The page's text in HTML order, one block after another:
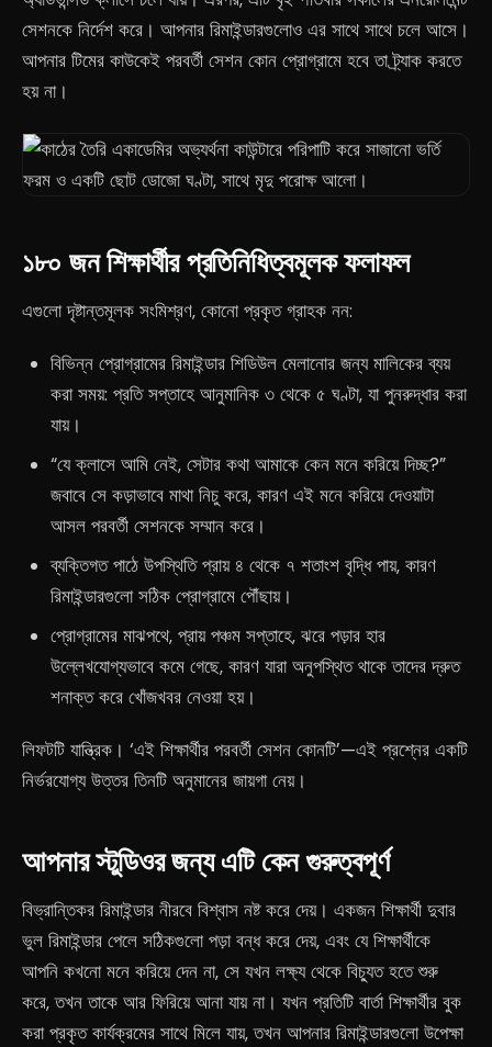
সেশনকে নির্দেশ করে। আপনার রিমাইন্ডারগুলোও এর সাথে সাথে চলে আসে।
আপনার টিমের কাউকেই পরবর্তী সেশন কোন প্রোগ্রামে হবে তা ট্র্যাক করতে
হয় না।
১৮০ জন শিক্ষার্থীর প্রতিনিধিত্বমূলক ফলাফল
এগুলো দৃষ্টান্তমূলক সংমিশ্রণ, কোনো প্রকৃত গ্রাহক নন:
বিভিন্ন প্রোগ্রামের রিমাইন্ডার শিডিউল মেলানোর জন্য মালিকের ব্যয়
করা সময়: প্রতি সপ্তাহে আনুমানিক ৩ থেকে ৫ ঘণ্টা, যা পুনরুদ্ধার করা
যায়।
“যে ক্লাসে আমি নেই, সেটার কথা আমাকে কেন মনে করিয়ে দিচ্ছ?”
জবাবে সে কড়াভাবে মাথা নিচু করে, কারণ এই মনে করিয়ে দেওয়াটা
আসল পরবর্তী সেশনকে সম্মান করে।
ব্যক্তিগত পাঠে উপস্থিতি প্রায় ৪ থেকে ৭ শতাংশ বৃদ্ধি পায়, কারণ
রিমাইন্ডারগুলো সঠিক প্রোগ্রামে পৌঁছায়।
প্রোগ্রামের মাঝপথে, প্রায় পঞ্চম সপ্তাহে, ঝরে পড়ার হার
উল্লেখযোগ্যভাবে কমে গেছে, কারণ যারা অনুপস্থিত থাকে তাদের দ্রুত
শনাক্ত করে খোঁজখবর নেওয়া হয়।
লিফটটি যান্ত্রিক। ‘এই শিক্ষার্থীর পরবর্তী সেশন কোনটি’—এই প্রশ্নের একটি
নির্ভরযোগ্য উত্তর তিনটি অনুমানের জায়গা নেয়।
আপনার স্টুডিওর জন্য এটি কেন গুরুত্বপূর্ণ
বিভ্রান্তিকর রিমাইন্ডার নীরবে বিশ্বাস নষ্ট করে দেয়। একজন শিক্ষার্থী দুবার
ভুল রিমাইন্ডার পেলে সঠিকগুলো পড়া বন্ধ করে দেয়, এবং যে শিক্ষার্থীকে
আপনি কখনো মনে করিয়ে দেন না, সে যখন লক্ষ্য থেকে বিচ্যুত হতে শুরু
করে, তখন তাকে আর ফিরিয়ে আনা যায় না। যখন প্রতিটি বার্তা শিক্ষার্থীর বুক
করা প্রকৃত কার্যক্রমের সাথে মিলে যায়, তখন আপনার রিমাইন্ডারগুলো উপেক্ষা